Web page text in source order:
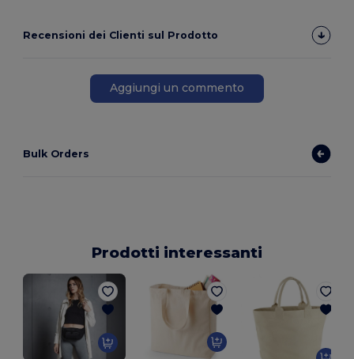
Recensioni dei Clienti sul Prodotto
Aggiungi un commento
Bulk Orders
Prodotti interessanti